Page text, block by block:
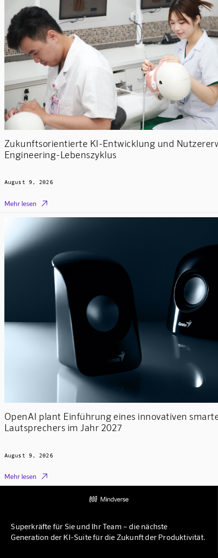
Zukunftsorientierte KI-Entwicklung und
Engineering-Lebenszyklus
August 9, 2026
Mehr lesen 
OpenAI plant Einführung eines innovativen
Lautsprechers im Jahr 2027
August 9, 2026
Mehr lesen 
Superkräfte für Sie und Ihr Team – die nächste
Generation der KI-Suite für die Zukunft der Produktivität.